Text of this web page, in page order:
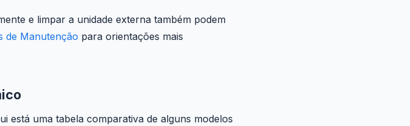
e limpar a unidade externa também podem
de Manutenção para orientações mais
está uma tabela comparativa de alguns modelos